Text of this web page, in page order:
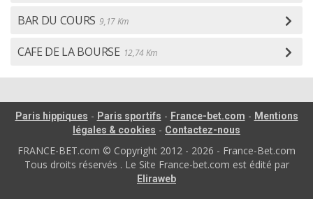
BAR DU COURS 9,17 Km
CAFE DE LA BOURSE 12,74 Km
Paris hippiques - Paris sportifs - France-bet.com - Mentions
légales & cookies - Contactez-nous
FRANCE-BET.com © Copyright 2012 - 2026 - France-Bet.com
Tous droits réservés . Le Site France-bet.com est édité par
Eliraweb